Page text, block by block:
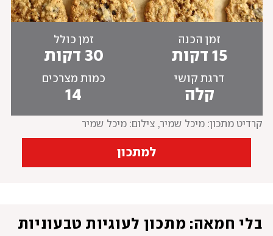
זמן הכנה
15 דקות
זמן כולל
30 דקות
דרגת קושי
קלה
כמות מצרכים
14
קרדיט מתכון: מיכל שמיר, צילום: מיכל שמיר
למתכון